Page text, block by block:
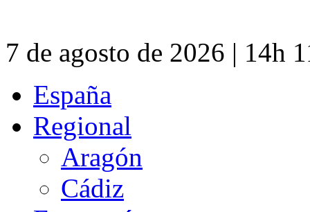
7 de agosto de 2026 | 14h
España
Regional
Aragón
Cádiz